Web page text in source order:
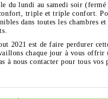
du lundi au samedi soir (fermé
triple et triple confort.
dans toutes les chambres
2021 est de faire perdurer
chaque jour à vous offrir
à nous contacter pour tous vos